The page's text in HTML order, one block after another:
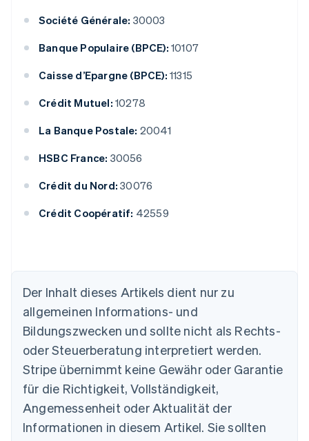
Société Générale: 30003
Banque Populaire (BPCE): 10107
Caisse d’Epargne (BPCE): 11315
Crédit Mutuel: 10278
La Banque Postale: 20041
HSBC France: 30056
Crédit du Nord: 30076
Crédit Coopératif: 42559
Der Inhalt dieses Artikels dient nur zu
allgemeinen Informations- und
Bildungszwecken und sollte nicht als Rechts-
oder Steuerberatung interpretiert werden.
Stripe übernimmt keine Gewähr oder Garantie
für die Richtigkeit, Vollständigkeit,
Angemessenheit oder Aktualität der
Informationen in diesem Artikel. Sie sollten
Australien
English
Belgien
Brasilien
PortuguêsEnglish
Bulgarien
English
Dänemark
English